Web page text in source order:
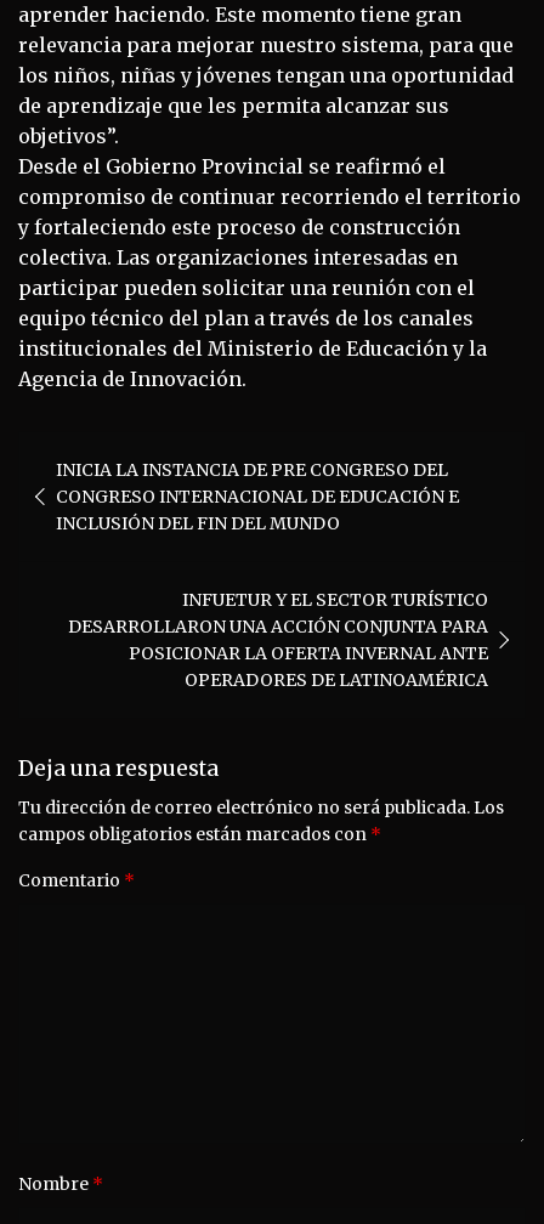
aprender haciendo. Este momento tiene gran
relevancia para mejorar nuestro sistema, para que
los niños, niñas y jóvenes tengan una oportunidad
de aprendizaje que les permita alcanzar sus
objetivos”.
Desde el Gobierno Provincial se reafirmó el
compromiso de continuar recorriendo el territorio
y fortaleciendo este proceso de construcción
colectiva. Las organizaciones interesadas en
participar pueden solicitar una reunión con el
equipo técnico del plan a través de los canales
institucionales del Ministerio de Educación y la
Agencia de Innovación.
de
entradas
INICIA LA INSTANCIA DE PRE CONGRESO DEL
CONGRESO INTERNACIONAL DE EDUCACIÓN E
INCLUSIÓN DEL FIN DEL MUNDO
INFUETUR Y EL SECTOR TURÍSTICO
DESARROLLARON UNA ACCIÓN CONJUNTA PARA
POSICIONAR LA OFERTA INVERNAL ANTE
OPERADORES DE LATINOAMÉRICA
Deja una respuesta
Tu dirección de correo electrónico no será publicada.Los
campos obligatorios están marcados con *
Comentario *
Nombre *